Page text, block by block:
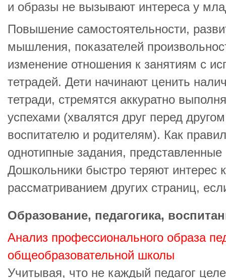
и образы не вызывают интереса у
Повышение самостоятельности,
мышления, показателей
изменение отношения к занятиям с
тетрадей. Дети начинают ценить
тетради, стремятся аккуратно
успехами (хвалятся друг перед
воспитателю и родителям). Как
однотипные задания,
Дошкольники быстро теряют интерес
рассматриванием других страниц,
Образование, педагогика,
Анализ профессионального образа
общеобразовательной школы
Учитывая, что не каждый педагог